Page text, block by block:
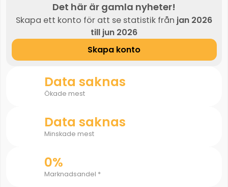
Det här är gamla nyheter!
Skapa ett konto för att se statistik från jan 2026
till jun 2026
Skapa konto
Data saknas
Ökade mest
Data saknas
Minskade mest
0%
Marknadsandel *